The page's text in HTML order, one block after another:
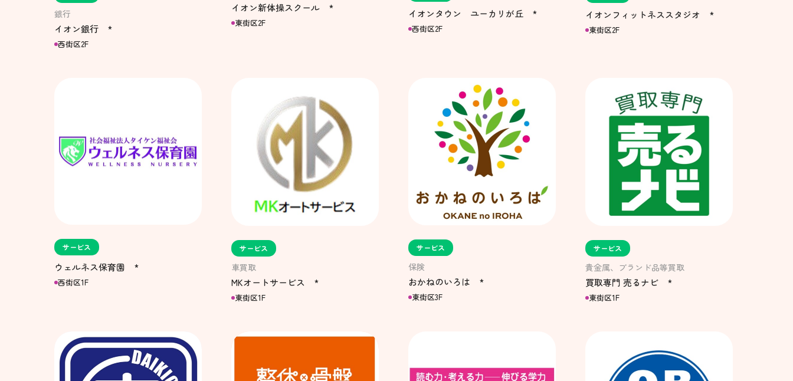
銀行
イオン銀行 *
西街区2F
イオン新体操スクール *
東街区2F
イオンタウン ユーカリが丘 *
西街区2F
イオンフィットネススタジオ *
東街区2F
サービス
ウェルネス保育園 *
西街区1F
サービス
車買取
MKオートサービス *
東街区1F
サービス
保険
おかねのいろは *
東街区3F
サービス
貴金属、ブランド品等買取
買取専門 売るナビ *
東街区1F